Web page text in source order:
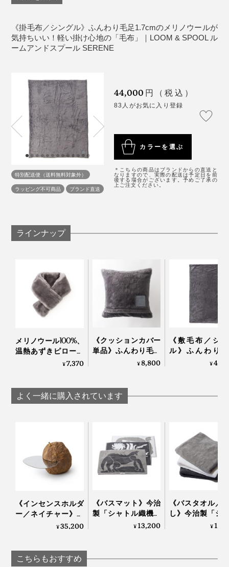
1色で描いたようには見えない、味わい深いグレーは、
毛足の長いウールにプリント・蒸し加工することで、穏
やかな陰影が生まれています。
プロカメラマンやカメラ好きにはよく知られています
この明るさを確認するためのカード、「標準反射板」の
色こそグレーなのです。
使い始めた日やプレゼントされた日を書けるネームタグつき。毛布の端は、編み
立てたままなので、メリノウールの柔らかさをめいっぱい味わえる（端は、染め
残しや、白地が混じったりする場合があります）
さすがは130年の歴史がある“毛布のまち”、大阪・泉大
津製。
人たちがつくっています。
肌触りといい、軽さといい、自然のやさしさを感じる寝
心地です。
秋から冬と、春先は、この毛布1枚で。いちばん寒い真
冬は、羽毛布団など掛布団の上に毛布をのせて。
自然のやさしさ、暖かさに包まれて、いつでも、心地よ
く眠れます。
日本ならではの寝具だなんて、おもしろいですね。
そのせいか、毛布は長らく、海外に溢れるベッドカバー
った存在。
だから、現代のインテリアに合う毛布をつくりたかっ
た、と廣瀬さんは話します。
たしかに、この毛布だけで、「寝室の雰囲気が上がる」
「起きたばかりの無造作のままできれい」を実感。
もし、羽毛布団に加えて、好きなベッドカバーも選んだ
としたら、だいたい5万円以上はかかることを考える
います。
い“癒しグレー”に包まれて、心地よい眠りを味わってく
ださい。
向によっては芯地のポリエステルが見えることがあ
ります。
洗濯後、表面の風合いが変化することもあります
《商品仕様》
サイズ：（約）幅150×長さ200cm（シングルサイ
ズ）
重さ：約2kg
素材：パイル部分（起毛部分）／ウール100％、地糸
（基布部分）／ポリエステル100％
製造国：日本
《掛毛布／シングル》ふんわり毛足1.7cmのメリノウールが
気持ちいい！軽い掛け心地の「毛布」｜LOOM & SPOOL ル
ームアンドスプール SERENE
特別配送便（送料無料対象外）
ラッピング不可商品
ブランド直送
44,000 円（税込）
83人がお気に入り登録
カラーを選ぶ
＊こちらの商品はブランドからの直送と
なりますので、実際の配送は予定日を前
後する場合がございます。予めご了承の
上ご注文ください。
ラインナップ
メリノウール100%、
温熱あずきピロー付
き「ボアマフラー」
¥7,370
《クッションカバー
単品》ふんわり毛足
2cmのメリノウール
ションカバー」｜
LOOM & SPOOL ル
¥8,800
《敷毛布／シ
ル》ふんわり
1.7cmのメリノ
¥
よく一緒に購入されています
《インセンスホルダ
ー／ネイチャー》鞍
馬石を使った、アー
¥35,200
《バスマット》今治
製「シャトル織機」
でゆっくり織った、
¥13,200
《バスタオル／
し》今治製「シ
ル織機」でゆっ
¥
こちらもおすすめ